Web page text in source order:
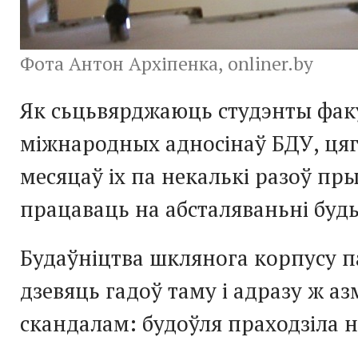
Фота Антон Архіпенка, onliner.by
Як сьцьвярджаюць студэнты
міжнародных адносінаў БДУ,
месяцаў іх па некалькі разоў
працаваць на абсталяваньні
Будаўніцтва шклянога корпусу
дзевяць гадоў таму і адразу ж
скандалам: будоўля праходзіла